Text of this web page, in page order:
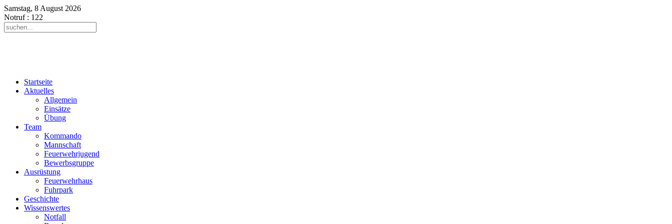
Samstag, 8 August 2026
Notruf: 122
Startseite
Aktuelles
Allgemein
Einsätze
Übung
Team
Kommando
Mannschaft
Feuerwehrjugend
Bewerbsgruppe
Ausrüstung
Feuerwehrhaus
Fuhrpark
Geschichte
Wissenswertes
Notfall